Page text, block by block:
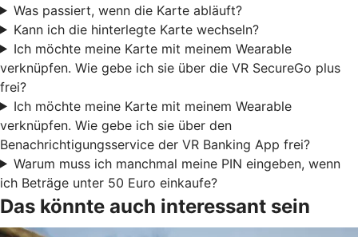
Was passiert, wenn die Karte abläuft?
Kann ich die hinterlegte Karte wechseln?
Ich möchte meine Karte mit meinem Wearable
verknüpfen. Wie gebe ich sie über die VR SecureGo plus
frei?
Ich möchte meine Karte mit meinem Wearable
verknüpfen. Wie gebe ich sie über den
Benachrichtigungsservice der VR Banking App frei?
Warum muss ich manchmal meine PIN eingeben, wenn
ich Beträge unter 50 Euro einkaufe?
Das könnte auch interessant sein